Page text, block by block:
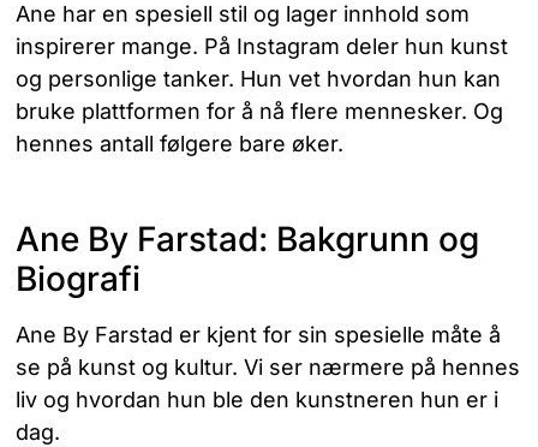
Ane har en spesiell stil og lager innhold som
inspirerer mange. På Instagram deler hun kunst
og personlige tanker. Hun vet hvordan hun kan
bruke plattformen for å nå flere mennesker. Og
hennes antall følgere bare øker.
Ane By Farstad: Bakgrunn og
Biografi
Ane By Farstad er kjent for sin spesielle måte å
se på kunst og kultur. Vi ser nærmere på hennes
liv og hvordan hun ble den kunstneren hun er i
dag.